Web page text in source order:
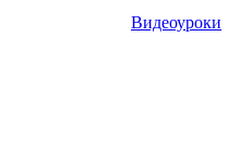
Видеоуроки